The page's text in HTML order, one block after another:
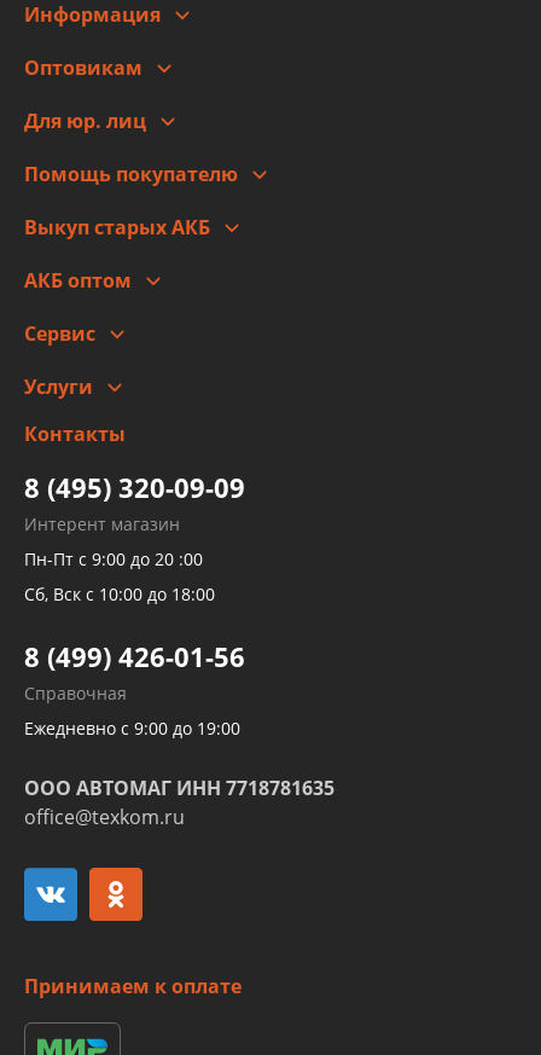
Информация
Адреса
Новости
Правовая информация
Оптовикам
Для юр. лиц
Помощь покупателю
Оплата
Гарантии и возврат
Выкуп старых АКБ
АКБ оптом
Сервис
Заправка кондиционера авто
Детейлинг
Услуги
высокого давления
Тормозных трубок
Рукавов гидроусилителей
Рукавов компрессоров и турбин
Трубок кондиционеров
Развертка пайка медных стальных
алюминиевых трубок и штуцеров
Контакты
8 (495) 320-09-09
Интерент магазин
Пн-Пт с 9:00 до 20 :00
Сб, Вск с 10:00 до 18:00
8 (499) 426-01-56
Справочная
Ежедневно с 9:00 до 19:00
ООО АВТОМАГ ИНН 7718781635
office@texkom.ru
Принимаем к оплате